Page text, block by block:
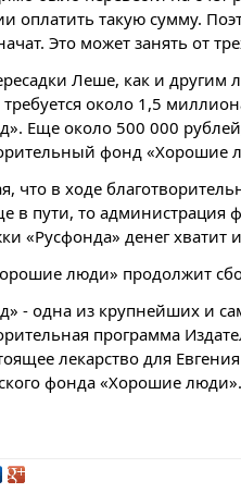
оплатить такую сумму.
Это может занять от
Леше, как и другим
около 1,5
Еще около 500 000
фонд «Хорошие
что в ходе
в пути, то
«Русфонда» денег
люди» продолжит
- одна из крупнейших и
программа
лекарство для
фонда «Хорошие люди».